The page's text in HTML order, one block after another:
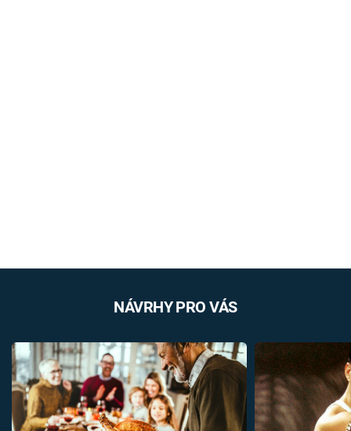
NÁVRHY PRO VÁS